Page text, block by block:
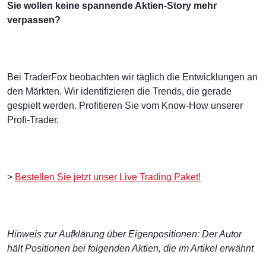
Sie wollen keine spannende Aktien-Story mehr
verpassen?
Bei TraderFox beobachten wir täglich die Entwicklungen an
den Märkten. Wir identifizieren die Trends, die gerade
gespielt werden. Profitieren Sie vom Know-How unserer
Profi-Trader.
> Bestellen Sie jetzt unser Live Trading Paket!
Hinweis zur Aufklärung über Eigenpositionen: Der Autor
hält Positionen bei folgenden Aktien, die im Artikel erwähnt